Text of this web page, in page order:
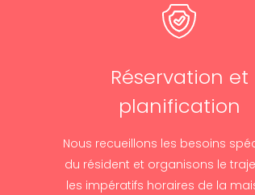
Réservation et
planification
Nous recueillons les besoins
du résident et organisons le
les impératifs horaires de la